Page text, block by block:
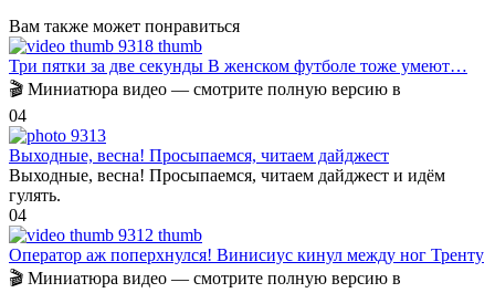
Вам также может понравиться
Три пятки за две секунды В женском футболе тоже умеют…
🎬 Миниатюра видео — смотрите полную версию в
04
Выходные, весна! Просыпаемся, читаем дайджест
Выходные, весна! Просыпаемся, читаем дайджест и идём
гулять.
04
Оператор аж поперхнулся! Винисиус кинул между ног Тренту
🎬 Миниатюра видео — смотрите полную версию в